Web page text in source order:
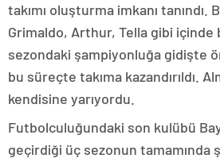
takımı oluşturma imkanı
Grimaldo, Arthur, Tella gibi içinde
sezondaki şampiyonluğa gidişte
bu süreçte takıma kazandırıldı.
kendisine yarıyordu.
Futbolculuğundaki son kulübü
geçirdiği üç sezonun tamamında